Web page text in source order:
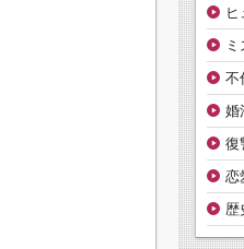
不
婚
復
恋
歴